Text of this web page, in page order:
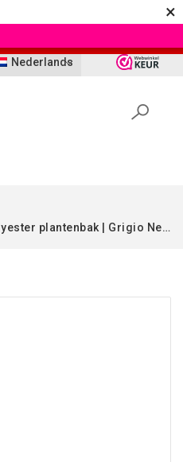
×
Nederlands
plantenbak | Grigio New Egg Pot Bronze | Verschillende afmetingen
bestellingen
i.v.m. vakantie